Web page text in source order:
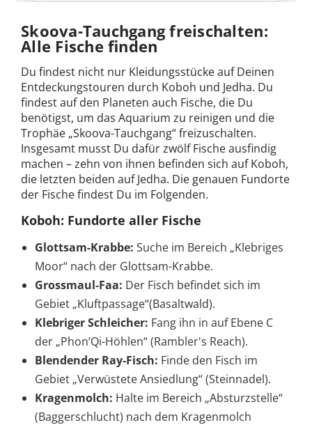
Skoova-Tauchgang freischalten:
Alle Fische finden
Du findest nicht nur Kleidungsstücke auf Deinen
Entdeckungstouren durch Koboh und Jedha. Du
findest auf den Planeten auch Fische, die Du
benötigst, um das Aquarium zu reinigen und die
Trophäe „Skoova-Tauchgang“ freizuschalten.
Insgesamt musst Du dafür zwölf Fische ausfindig
machen – zehn von ihnen befinden sich auf Koboh,
die letzten beiden auf Jedha. Die genauen Fundorte
der Fische findest Du im Folgenden.
Koboh: Fundorte aller Fische
Glottsam-Krabbe: Suche im Bereich „Klebriges
Moor“ nach der Glottsam-Krabbe.
Grossmaul-Faa: Der Fisch befindet sich im
Gebiet „Kluftpassage“(Basaltwald).
Klebriger Schleicher: Fang ihn in auf Ebene C
der „Phon’Qi-Höhlen“ (Rambler's Reach).
Blendender Ray-Fisch: Finde den Fisch im
Gebiet „Verwüstete Ansiedlung“ (Steinnadel).
Kragenmolch: Halte im Bereich „Absturzstelle“
(Baggerschlucht) nach dem Kragenmolch